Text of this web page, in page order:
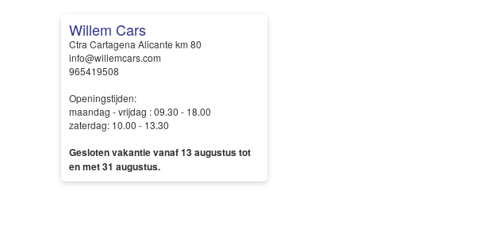
Willem Cars
Ctra Cartagena Alicante km 80
info@willemcars.com
965419508
Openingstijden:
maandag - vrijdag : 09.30 - 18.00
zaterdag: 10.00 - 13.30
Gesloten vakantie vanaf 13 augustus tot
en met 31 augustus.